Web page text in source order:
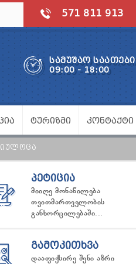
571 811 913
ᲡᲐᲛᲣᲨᲐᲝ ᲡᲐᲐᲗᲔᲑᲘ
09:00 - 18:00
ᲢᲣᲠᲘᲖᲛᲘ ᲙᲝᲜᲢᲐᲥᲢᲘ
ᲞᲔᲢᲘᲪᲘᲐ
მიიღე მონაწილება
თვითმართველობის
განხორცილებაში...
ᲒᲐᲛᲝᲙᲘᲗᲮᲕᲐ
დააფიქსირე შენი აზრი